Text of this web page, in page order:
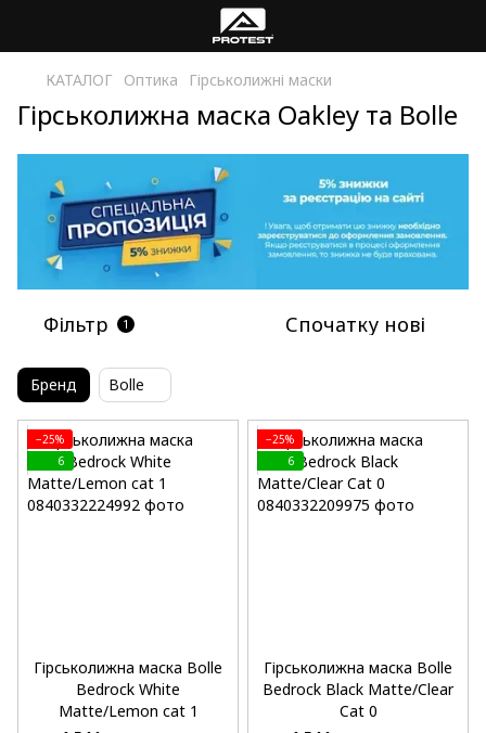
КАТАЛОГ Оптика Гірськолижні маски
Гірськолижна маска Oakley та Bolle
Фільтр 1 Спочатку нові
Бренд Bolle
−25%
6
Гірськолижна маска Bolle
Bedrock White
Matte/Lemon cat 1
−25%
6
Гірськолижна маска Bolle
Bedrock Black Matte/Clear
Cat 0